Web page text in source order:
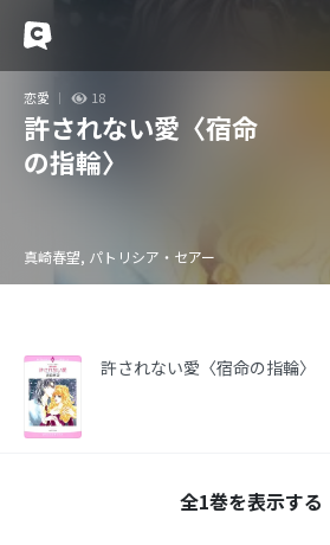
恋愛 18
許されない愛〈宿命
の指輪〉
真崎春望, パトリシア・セアー
許されない愛〈宿命の指輪〉
全1巻を表示する